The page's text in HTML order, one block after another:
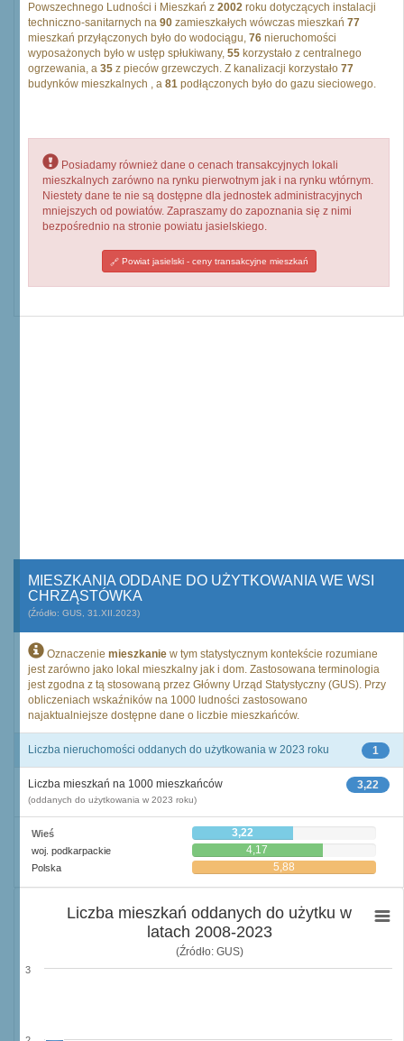
Powszechnego Ludności i Mieszkań z 2002 roku dotyczących instalacji
techniczno-sanitarnych na 90 zamieszkałych wówczas mieszkań 77
mieszkań przyłączonych było do wodociągu, 76 nieruchomości
wyposażonych było w ustęp spłukiwany, 55 korzystało z centralnego
ogrzewania, a 35 z pieców grzewczych. Z kanalizacji korzystało 77
budynków mieszkalnych , a 81 podłączonych było do gazu sieciowego.
Posiadamy również dane o cenach transakcyjnych lokali
mieszkalnych zarówno na rynku pierwotnym jak i na rynku wtórnym.
Niestety dane te nie są dostępne dla jednostek administracyjnych
mniejszych od powiatów. Zapraszamy do zapoznania się z nimi
bezpośrednio na stronie powiatu jasielskiego.
Powiat jasielski - ceny transakcyjne mieszkań
MIESZKANIA ODDANE DO UŻYTKOWANIA WE WSI
CHRZĄSTÓWKA
(Źródło: GUS, 31.XII.2023)
Oznaczenie mieszkanie w tym statystycznym kontekście rozumiane
jest zarówno jako lokal mieszkalny jak i dom. Zastosowana terminologia
jest zgodna z tą stosowaną przez Główny Urząd Statystyczny (GUS). Przy
obliczeniach wskaźników na 1000 ludności zastosowano
najaktualniejsze dostępne dane o liczbie mieszkańców.
1
Liczba nieruchomości oddanych do użytkowania w 2023 roku
3,22
Liczba mieszkań na 1000 mieszkańców
(oddanych do użytkowania w 2023 roku)
Wieś 3,22
woj. podkarpackie 4,17
Polska 5,88
Liczba mieszkań oddanych do użytku w
latach 2008-2023
(Źródło: GUS)
3